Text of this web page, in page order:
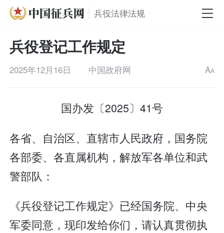
兵役法律法规
兵役登记工作规定
2025年12月16日 中国政府网 AA
国办发〔2025〕41号
各省、自治区、直辖市人民政府，国务院
各部委、各直属机构，解放军各单位和武
警部队：
《兵役登记工作规定》已经国务院、中央
军委同意，现印发给你们，请认真贯彻执